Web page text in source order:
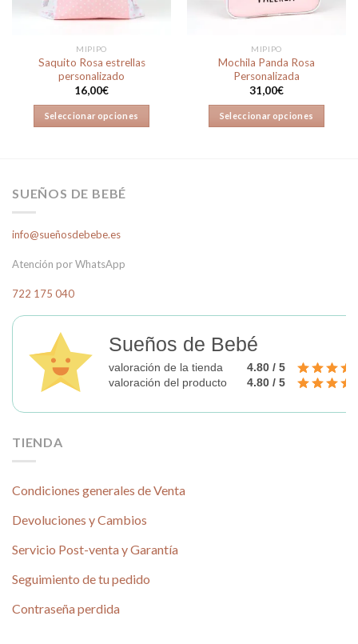
MIPIPO
Saquito Rosa estrellas
personalizado
16,00€
Seleccionar opciones
MIPIPO
Mochila Panda Rosa
Personalizada
31,00€
Seleccionar opciones
SUEÑOS DE BEBÉ
info@sueñosdebebe.es
Atención por WhatsApp
722 175 040
Sueños de Bebé
valoración de la tienda
4.80 / 5
valoración del producto
4.80 / 5
TIENDA
Condiciones generales de Venta
Devoluciones y Cambios
Servicio Post-venta y Garantía
Seguimiento de tu pedido
Contraseña perdida